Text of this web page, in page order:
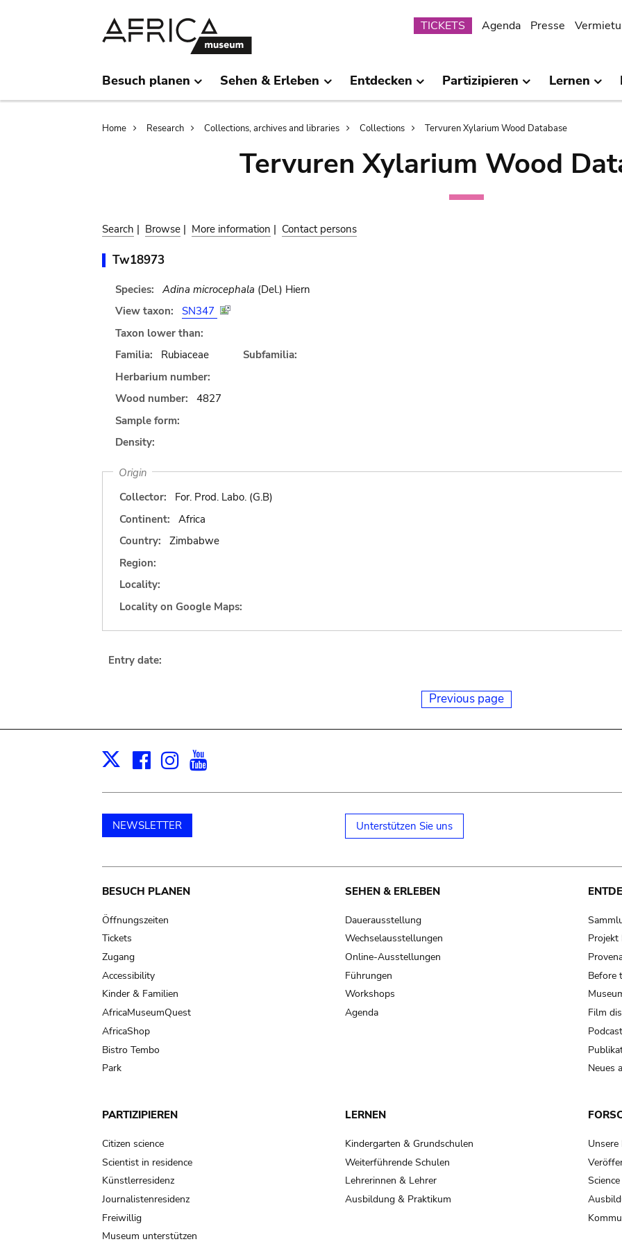
Submenu
TICKETS Agenda Presse
Besuch planen Sehen & Erleben Entdecken Partizipieren Lernen
Breadcrumb
Home Research Collections, archives and libraries Collections Tervuren Xylarium Wood Database
Tervuren Xylarium Wood
Search | Browse | More information | Contact persons
Tw18973
Species: Adina microcephala (Del.) Hiern
View taxon:
SN347
Taxon lower than:
Familia:
Rubiaceae
Subfamilia:
Herbarium number:
Wood number:
4827
Sample form:
Density:
Origin
Collector:
For. Prod. Labo. (G.B)
Continent:
Africa
Country:
Zimbabwe
Region:
Locality:
Locality on Google Maps:
Entry date:
Previous page
X Facebook
Instagram
NEWSLETTER Unterstützen Sie uns
Main
navigation
BESUCH PLANEN
Öffnungszeiten
Tickets
Zugang
Accessibility
Kinder & Familien
AfricaMuseumQuest
AfricaShop
Bistro Tembo
Park
SEHEN & ERLEBEN
Dauerausstellung
Wechselausstellungen
Online-Ausstellungen
Führungen
Workshops
Agenda
Projekt
Before
Film
Neues
PARTIZIPIEREN
Citizen science
Scientist in residence
Künstlerresidenz
Journalistenresidenz
Freiwillig
Museum unterstützen
LERNEN
Kindergarten & Grundschulen
Weiterführende Schulen
Lehrerinnen & Lehrer
Ausbildung & Praktikum